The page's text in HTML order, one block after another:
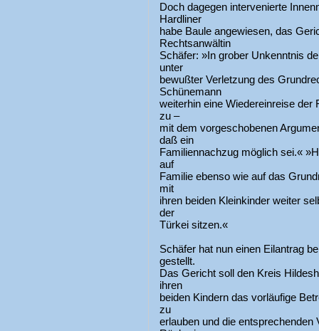
Doch dagegen intervenierte
Hardliner
habe Baule angewiesen, das
Rechtsanwältin
Schäfer: »In grober Unkenntnis
unter
bewußter Verletzung des
Schünemann
weiterhin eine Wiedereinreise der
zu –
mit dem vorgeschobenen
daß ein
Familiennachzug möglich sei.«
auf
Familie ebenso wie auf das
mit
ihren beiden Kleinkinder weiter
der
Türkei sitzen.«
Schäfer hat nun einen Eilantrag
gestellt.
Das Gericht soll den Kreis
ihren
beiden Kindern das vorläufige
zu
erlauben und die